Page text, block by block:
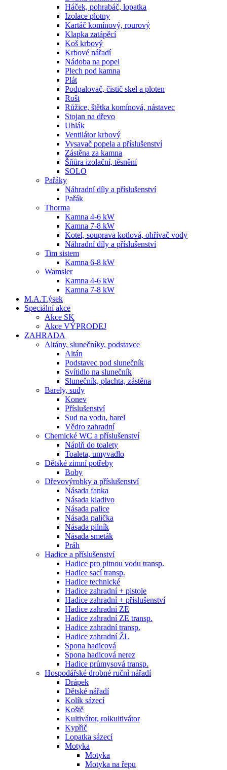
Háček, pohrabáč, lopatka
Izolace plotny
Kartáč komínový, rourový
Klapka zatápěcí
Koš krbový
Krbové nářadí
Nádoba na popel
Plech pod kamna
Plát
Podpalovač, čistič skel a ploten
Rošt
Růžice, štětka komínová, nástavec
Stojan na dřevo
Uhlák
Ventilátor krbový
Vysavač popela a příslušenství
Zástěna za kamna
Šňůra izolační, těsnění
SOLO
Pařáky
Náhradní díly a příslušenství
Pařák
Thorma
Kamna 4-6 kW
Kamna 7-8 kW
Kotel, souprava kotlová, ohřívač vody
Náhradní díly a příslušenství
Tim sistem
Kamna 6-8 kW
Wamsler
Kamna 4-6 kW
Kamna 7-8 kW
M.A.T.ýsek
Speciální akce
Akce SK
Akce VÝPRODEJ
ZAHRADA
Altány, slunečníky, podstavce
Altán
Podstavec pod slunečník
Svítidlo na slunečník
Slunečník, plachta, zástěna
Barely, sudy
Konev
Příslušenství
Sud na vodu, barel
Vědro zahradní
Chemické WC a příslušenství
Náplň do toalety
Toaleta, umyvadlo
Dětské zimní potřeby
Boby
Dřevovýrobky a příslušenství
Násada fanka
Násada kladivo
Násada palice
Násada palička
Násada pilník
Násada smeták
Práh
Hadice a příslušenství
Hadice pro pitnou vodu transp.
Hadice sací transp.
Hadice technické
Hadice zahradní + pistole
Hadice zahradní + příslušenství
Hadice zahradní ZE
Hadice zahradní ZE transp.
Hadice zahradní transp.
Hadice zahradní ŽL
Spona hadicová
Spona hadicová nerez
Hadice průmysová transp.
Hospodářské drobné ruční nářadí
Drápek
Dětské nářadí
Kolík sázecí
Koště
Kultivátor, rolkultivátor
Kypřič
Lopatka sázecí
Motyka
Motyka
Motyka na řepu